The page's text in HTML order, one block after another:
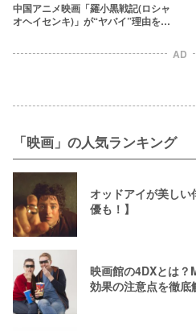
中国アニメ映画「羅小黒戦記(ロシャ
オヘイセンキ)」が“ヤバイ”理由を解
AD
「映画」の人気ランキング
オッドアイが美し
優も！】
映画館の4DXとは？
効果の注意点を徹底